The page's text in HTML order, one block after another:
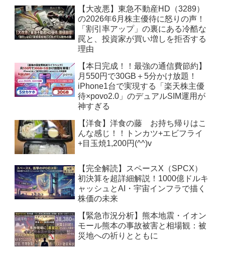
【大改悪】東急不動産HD（3289）
の2026年6月株主優待に怒りの声！
「割引率アップ」の裏にある冷酷な
罠と、投資家が買い増しを拒否する
理由
【本日完成！！最強の通信費節約】
月550円で30GB＋5分かけ放題！
iPhone1台で実現する「楽天株主優
待×povo2.0」のデュアルSIM運用が
神すぎる
【洋食】洋食の藤 お持ち帰りはこ
んな感じ！！トンカツ+エビフライ
+目玉焼1,200円(^^)v
【完全解読】スペースX（SPCX）
初決算を超詳細解説！1000億ドルキ
ャッシュとAI・宇宙インフラで描く
株価の未来
【緊急市況分析】熊本地震・イオン
モール熊本の事故被害と相場観：被
災地への祈りとともに